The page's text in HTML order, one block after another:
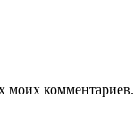
моих комментариев.